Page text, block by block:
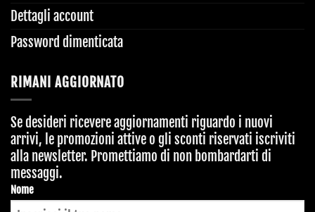
Dettagli account
Password dimenticata
RIMANI AGGIORNATO
Se desideri ricevere aggiornamenti riguardo i nuovi
arrivi, le promozioni attive o gli sconti riservati iscriviti
alla newsletter. Promettiamo di non bombardarti di
messaggi.
Business
Email *
Nome